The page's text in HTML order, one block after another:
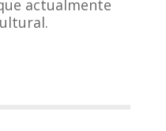
actualmente